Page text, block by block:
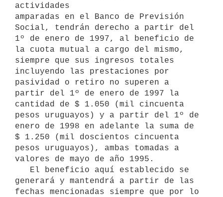
actividades
amparadas en el Banco de Previsión
Social, tendrán derecho a partir del
1º de enero de 1997, al beneficio de
la cuota mutual a cargo del mismo,
siempre que sus ingresos totales
incluyendo las prestaciones por
pasividad o retiro no superen a
partir del 1º de enero de 1997 la
cantidad de $ 1.050 (mil cincuenta
pesos uruguayos) y a partir del 1º de
enero de 1998 en adelante la suma de
$ 1.250 (mil doscientos cincuenta
pesos uruguayos), ambas tomadas a
valores de mayo de año 1995.
generará y mantendrá a partir de las
fechas mencionadas siempre que por lo